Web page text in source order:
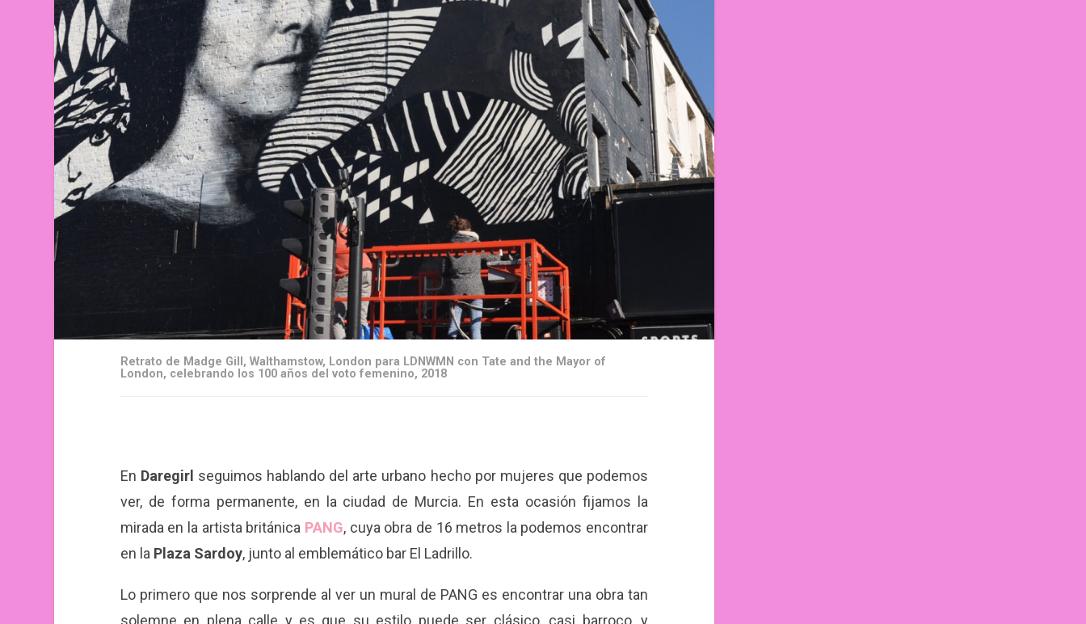
Retrato de Madge Gill, Walthamstow, London para LDNWMN con Tate and the Mayor of
London, celebrando los 100 años del voto femenino, 2018
En Daregirl seguimos hablando del arte urbano hecho por mujeres que podemos
ver, de forma permanente, en la ciudad de Murcia. En esta ocasión fijamos la
mirada en la artista británica PANG, cuya obra de 16 metros la podemos encontrar
en la Plaza Sardoy, junto al emblemático bar El Ladrillo.
Lo primero que nos sorprende al ver un mural de PANG es encontrar una obra tan